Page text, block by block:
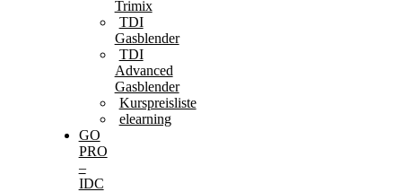
Trimix
TDI
Gasblender
TDI
Advanced
Gasblender
Kurspreisliste
elearning
GO
PRO
–
IDC